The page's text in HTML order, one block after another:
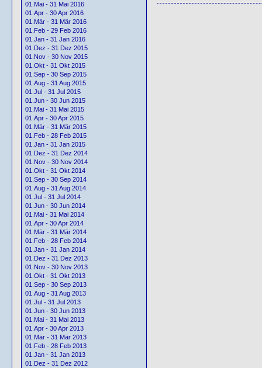
01.Mai - 31 Mai 2016
01.Apr - 30 Apr 2016
01.Mär - 31 Mär 2016
01.Feb - 29 Feb 2016
01.Jan - 31 Jan 2016
01.Dez - 31 Dez 2015
01.Nov - 30 Nov 2015
01.Okt - 31 Okt 2015
01.Sep - 30 Sep 2015
01.Aug - 31 Aug 2015
01.Jul - 31 Jul 2015
01.Jun - 30 Jun 2015
01.Mai - 31 Mai 2015
01.Apr - 30 Apr 2015
01.Mär - 31 Mär 2015
01.Feb - 28 Feb 2015
01.Jan - 31 Jan 2015
01.Dez - 31 Dez 2014
01.Nov - 30 Nov 2014
01.Okt - 31 Okt 2014
01.Sep - 30 Sep 2014
01.Aug - 31 Aug 2014
01.Jul - 31 Jul 2014
01.Jun - 30 Jun 2014
01.Mai - 31 Mai 2014
01.Apr - 30 Apr 2014
01.Mär - 31 Mär 2014
01.Feb - 28 Feb 2014
01.Jan - 31 Jan 2014
01.Dez - 31 Dez 2013
01.Nov - 30 Nov 2013
01.Okt - 31 Okt 2013
01.Sep - 30 Sep 2013
01.Aug - 31 Aug 2013
01.Jul - 31 Jul 2013
01.Jun - 30 Jun 2013
01.Mai - 31 Mai 2013
01.Apr - 30 Apr 2013
01.Mär - 31 Mär 2013
01.Feb - 28 Feb 2013
01.Jan - 31 Jan 2013
01.Dez - 31 Dez 2012